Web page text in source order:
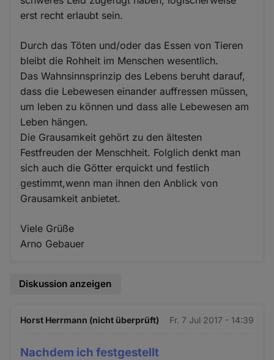
erst recht erlaubt sein.
Durch das Töten und/oder das Essen von Tieren
bleibt die Rohheit im Menschen wesentlich.
Das Wahnsinnsprinzip des Lebens beruht darauf,
dass die Lebewesen einander auffressen müssen,
um leben zu können und dass alle Lebewesen am
Leben hängen.
Die Grausamkeit gehört zu den ältesten
Festfreuden der Menschheit. Folglich denkt man
sich auch die Götter erquickt und festlich
gestimmt,wenn man ihnen den Anblick von
Grausamkeit anbietet.
Viele Grüße
Arno Gebauer
Diskussion anzeigen
Horst Herrmann (nicht überprüft) Fr. 7 Jul 2017 - 14:39
Nachdem ich festgestellt